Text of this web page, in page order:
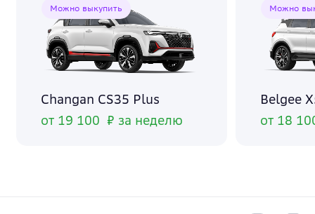
Можно выкупить
Changan CS35 Plus
от 19 100 ₽ за неделю
Можно
Belgee
от 18